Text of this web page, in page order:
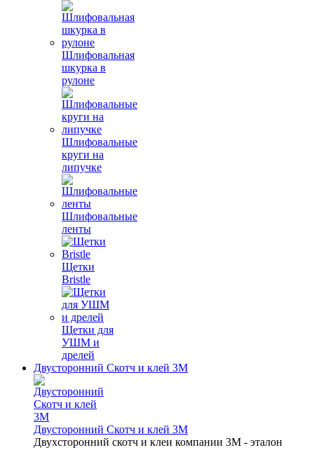
Шлифовальная
шкурка в
рулоне
Шлифовальные
круги на
липучке
Шлифовальные
ленты
Щетки
Bristle
Щетки для
УШМ и
дрелей
Двусторонний Скотч и клей 3М
Двусторонний Скотч и клей 3М
Двухсторонний скотч и клеи компании 3M - эталон